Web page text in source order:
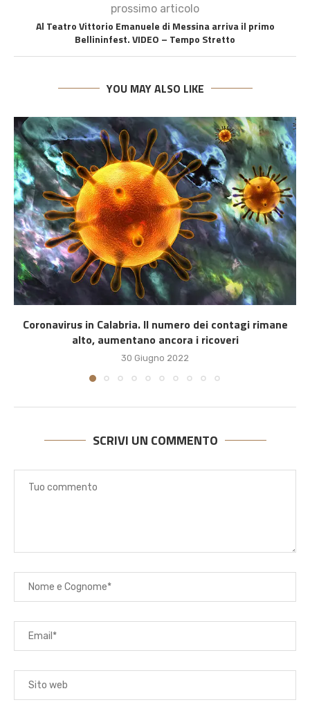
prossimo articolo
Al Teatro Vittorio Emanuele di Messina arriva il primo
Bellininfest. VIDEO – Tempo Stretto
YOU MAY ALSO LIKE
Coronavirus in Calabria. Il numero dei contagi rimane
alto, aumentano ancora i ricoveri
30 Giugno 2022
SCRIVI UN COMMENTO